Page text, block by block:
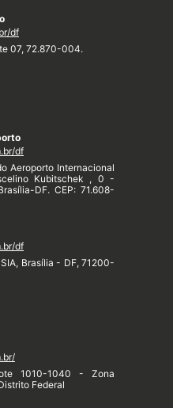
df
07, 72.870-004.
df
Aeroporto Internacional
Kubitschek , 0 -
DF. CEP: 71.608-
df
Brasília - DF, 71200-
1010-1040 - Zona
Federal